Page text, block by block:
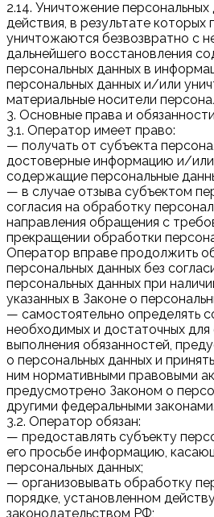
2.14. Уничтожение
действия, в результате которых
уничтожаются безвозвратно с
дальнейшего восстановления
персональных данных в
персональных данных и/или
материальные носители
3. Основные права и
3.1. Оператор имеет право:
— получать от субъекта
достоверные информацию и/
содержащие персональные
— в случае отзыва субъектом
согласия на обработку
направления обращения с
прекращении обработки
Оператор вправе продолжить
персональных данных без
персональных данных при
указанных в Законе о
— самостоятельно определять
необходимых и достаточных для
выполнения обязанностей,
о персональных данных и
ним нормативными правовыми
предусмотрено Законом о
другими федеральными законами.
3.2. Оператор обязан:
— предоставлять субъекту
его просьбе информацию,
персональных данных;
— организовывать обработку
порядке, установленном
законодательством РФ;